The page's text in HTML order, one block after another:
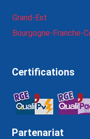
Grand-Est
Bourgogne-Franche-
Certifications
Partenariat